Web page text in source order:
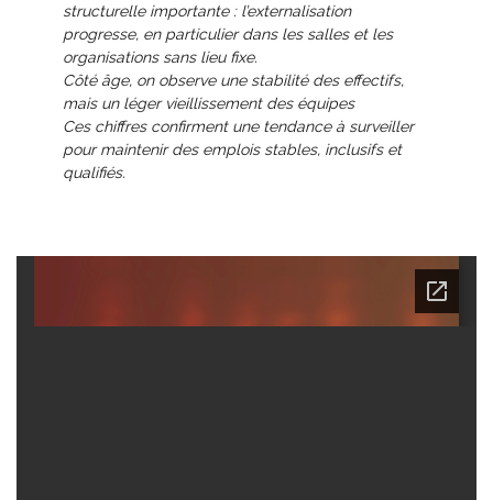
structurelle importante : l’externalisation
progresse, en particulier dans les salles et les
organisations sans lieu fixe.
Côté âge, on observe une stabilité des effectifs,
mais un léger vieillissement des équipes
Ces chiffres confirment une tendance à surveiller
pour maintenir des emplois stables, inclusifs et
qualifiés.